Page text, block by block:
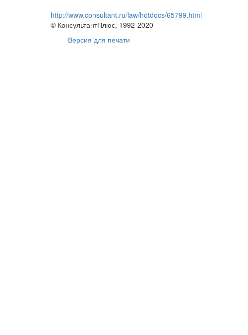
http://www.consultant.ru/law/hotdocs/65799.html
© КонсультантПлюс, 1992-2020
Версия для печати